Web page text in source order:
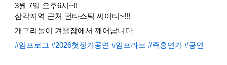
3월 7일 오후6시~!!
삼각지역 근처 펀타스틱 씨어터~!!!
개구리들이 겨울잠에서 깨어납니다
#임프로그 #2026첫정기공연 #임프라브 #즉흥연기 #공연